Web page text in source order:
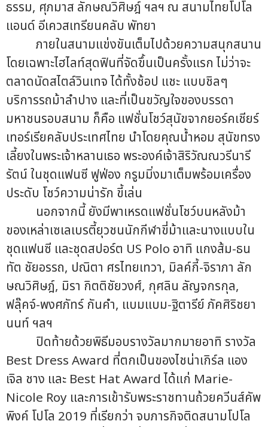
ธรรม, ศุภมาส ลักษณวิศิษฎ์ ฯลฯ ณ สนามไทยโปโล
แอนด์ อีเควสเทรียนคลับ พัทยา
ภายในสนามแข่งขันเต็มไปด้วยความสนุกสนาน
โดยเฉพาะไฮไลท์สุดฟินที่จัดขึ้นเป็นครั้งแรก ไม่ว่าจะ
ตลาดนัดสไตล์วินเทจ ได้ทั้งช้อป แชะ แบบชิลๆ
บริการรถม้าลำปาง และที่เป็นขวัญใจของบรรดา
มหาชนรอบสนาม ก็คือ แฟชั่นโชว์สุนัขจากยอร์คเชียร์
เทอร์เรียคลับประเทศไทย นำโดยคุณน้ำหอม สุนัขทรง
เลี้ยงในพระเจ้าหลานเธอ พระองค์เจ้าสิริวัณณวรีนารี
รัตน์ ในชุดแฟนซี ฟูฟ่อง กรูมมิ่งมาเต็มพร้อมเครื่อง
ประดับ โชว์ความน่ารัก ขี้เล่น
นอกจากนี้ ยังมีพาเหรดแฟชั่นโชว์บนหลังม้า
ของเหล่าเซเลเบรตี้ยุวชนนักกีฬาขี่ม้าและนางแบบใน
ชุดแฟนซี และชุดสปอร์ต US Polo อาทิ แกงส้ม-ธน
ทัต ชัยอรรถ, ปณิตา ศรไทยเทวา, มิลค์กี้-จิราภา ลัก
ษณวิศิษฎ์, มิรา กิตติชัยวงศ์, กุศลิน ลัญจกรกุล,
ฟลุ๊คจ์-พงศภัทร์ กันคำ, แบมแบม-ฐิตารีย์ ภัคศิริชยา
นนท์ ฯลฯ
ปิดท้ายด้วยพิธีมอบรางวัลมากมายอาทิ รางวัล
Best Dress Award ที่ตกเป็นของไชน่าเกิร์ล แอง
เจิล ชาง และ Best Hat Award ได้แก่ Marie-
Nicole Roy และการเข้ารับพระราชทานถ้วยควีนส์คัพ
พิงค์ โปโล 2019 ที่เรียกว่า จบภารกิจติดสนามโปโล